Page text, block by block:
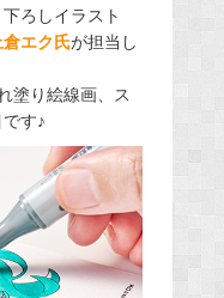
ろしイラスト
エク氏が担当し
塗り絵線画、ス
す♪